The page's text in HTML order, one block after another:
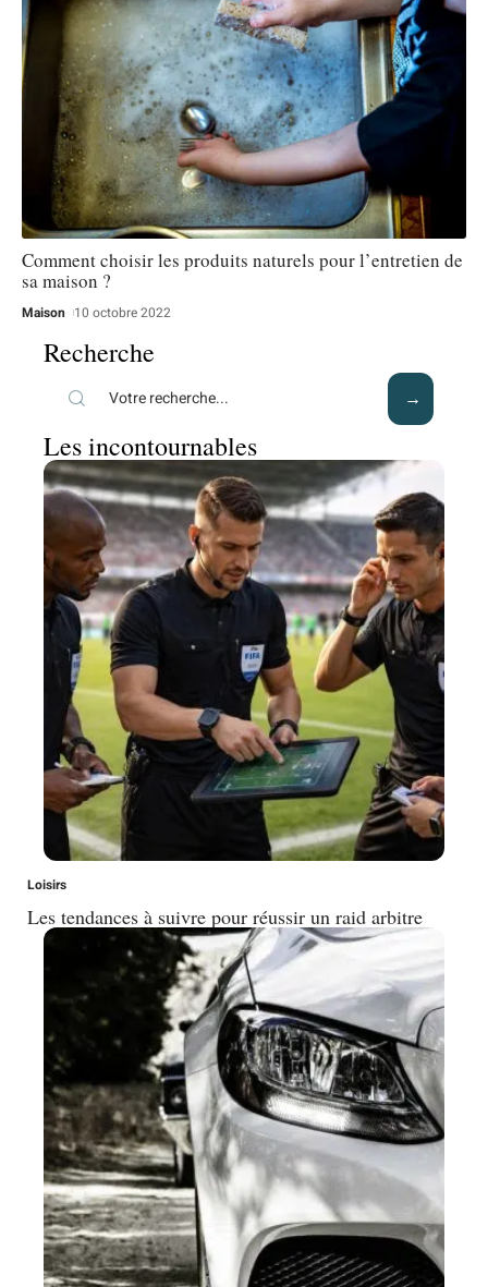
Comment choisir les produits naturels pour l’entretien de
sa maison ?
Maison 10 octobre 2022
Recherche
Les incontournables
Loisirs
Les tendances à suivre pour réussir un raid arbitre